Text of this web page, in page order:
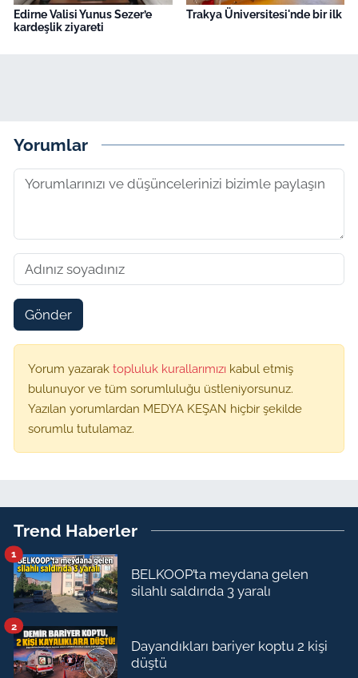
Edirne Valisi Yunus Sezer’e
kardeşlik ziyareti
Trakya Üniversitesi'nde bir ilk
Yorumlar
Gönder
Yorum yazarak topluluk kurallarımızı kabul etmiş
bulunuyor ve tüm sorumluluğu üstleniyorsunuz.
Yazılan yorumlardan MEDYA KEŞAN hiçbir şekilde
sorumlu tutulamaz.
Trend Haberler
BELKOOP’ta meydana gelen
silahlı saldırıda 3 yaralı
1
Dayandıkları bariyer koptu 2 kişi
düştü
2